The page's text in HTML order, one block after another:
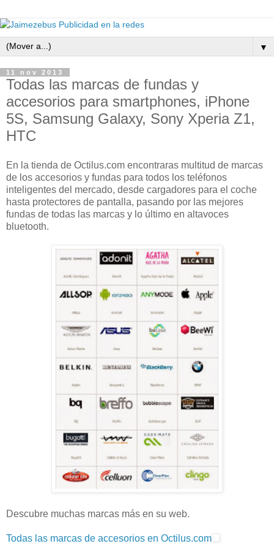
▼
11 nov 2013
Todas las marcas de fundas y
accesorios para smartphones, iPhone
5S, Samsung Galaxy, Sony Xperia Z1,
HTC
En la tienda de Octilus.com encontraras multitud de marcas
de los accesorios y fundas para todos los teléfonos
inteligentes del mercado, desde cargadores para el coche
hasta protectores de pantalla, pasando por las mejores
fundas de todas las marcas y lo último en altavoces
bluetooth.
Descubre muchas marcas más en su web.
Todas las marcas de accesorios en Octilus.com